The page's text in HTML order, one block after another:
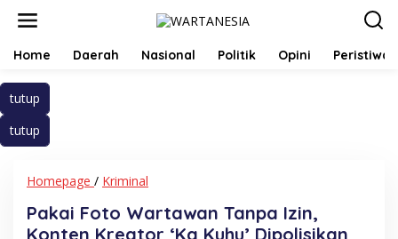
Home Daerah Nasional Politik Opini Peristiwa
tutup
tutup
Homepage / Kriminal
Wartawan
Tanpa
Pakai Foto Wartawan Tanpa Izin,
Konten Kreator ‘Ka Kuhu’ Dipolisikan